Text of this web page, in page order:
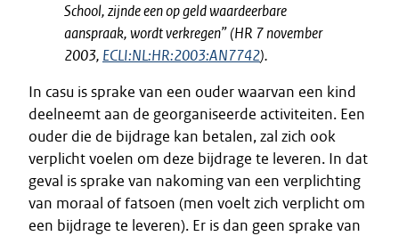
School, zijnde een op geld waardeerbare
aanspraak, wordt verkregen” (HR 7 november
2003, ECLI:NL:HR:2003:AN7742).
In casu is sprake van een ouder waarvan een kind
deelneemt aan de georganiseerde activiteiten. Een
ouder die de bijdrage kan betalen, zal zich ook
verplicht voelen om deze bijdrage te leveren. In dat
geval is sprake van nakoming van een verplichting
van moraal of fatsoen (men voelt zich verplicht om
een bijdrage te leveren). Er is dan geen sprake van